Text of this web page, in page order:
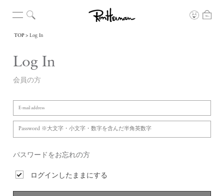
TOP Log In
Log In
会員の方
パスワードをお忘れの方
ログインしたままにする